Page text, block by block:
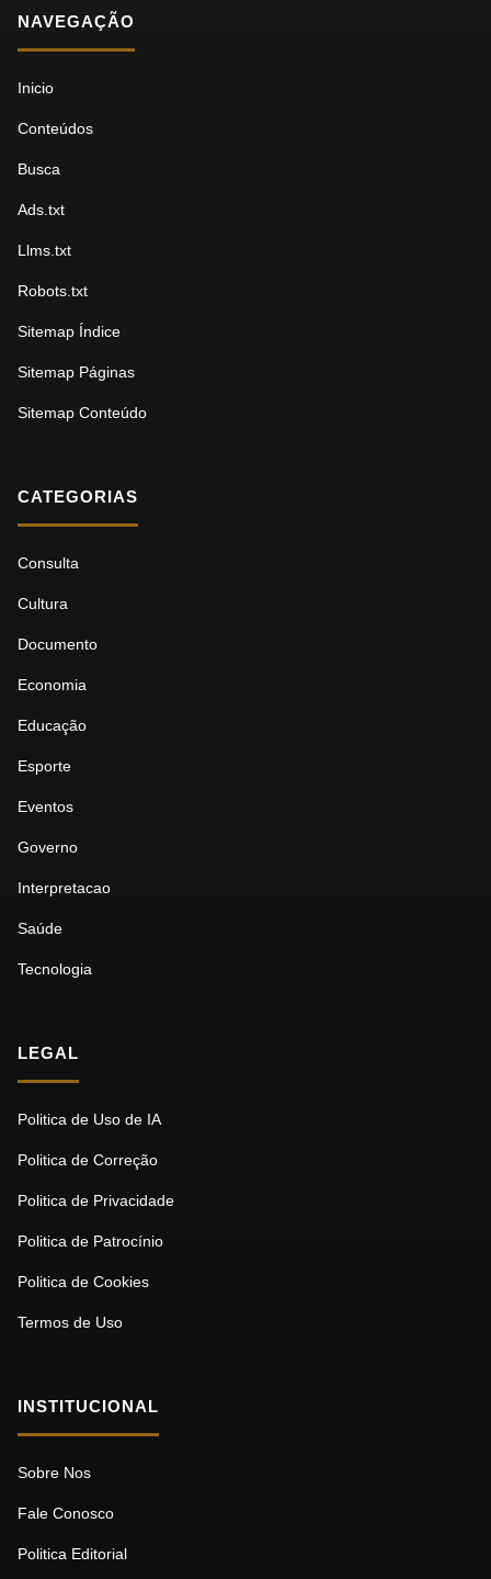
NAVEGAÇÃO
Inicio
Conteúdos
Busca
Ads.txt
Llms.txt
Robots.txt
Sitemap Índice
Sitemap Páginas
Sitemap Conteúdo
CATEGORIAS
Consulta
Cultura
Documento
Economia
Educação
Esporte
Eventos
Governo
Interpretacao
Saúde
Tecnologia
LEGAL
Politica de Uso de IA
Politica de Correção
Politica de Privacidade
Politica de Patrocínio
Politica de Cookies
Termos de Uso
INSTITUCIONAL
Sobre Nos
Fale Conosco
Politica Editorial